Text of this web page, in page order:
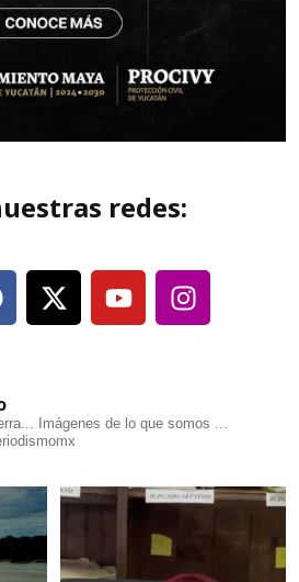
redes:
Imágenes de lo que somos ...